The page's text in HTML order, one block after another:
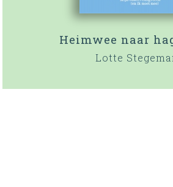
Heimwee naar
Lotte